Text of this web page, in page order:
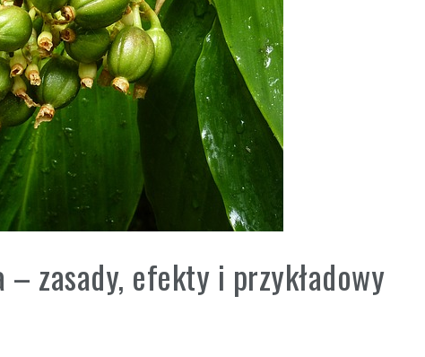
zasady, efekty i przykładowy